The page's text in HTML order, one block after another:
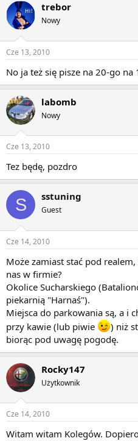
trebor
Nowy
Cze 13, 2010
No ja też się pisze na 20-go na
labomb
Nowy
Cze 13, 2010
Tez będę, pozdro
S sstuning
Guest
Cze 14, 2010
Może zamiast stać pod
nas w firmie?
Okolice Sucharskiego
piekarnią "Harnaś").
Miejsca do parkowania są, a i
przy kawie (lub piwie
) niż
biorąc pod uwagę pogodę.
Rocky147
Użytkownik
Cze 14, 2010
Witam witam Kolegów.